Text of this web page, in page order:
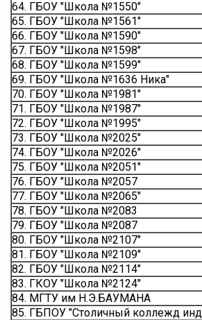
64. ГБОУ "Школа №1550"
65. ГБОУ "Школа №1561"
66. ГБОУ "Школа №1590"
67. ГБОУ "Школа №1598"
68. ГБОУ "Школа №1599"
69. ГБОУ "Школа №1636 Ника"
70. ГБОУ "Школа №1981"
71. ГБОУ "Школа №1987"
72. ГБОУ "Школа №1995"
73. ГБОУ "Школа №2025"
74. ГБОУ "Школа №2026"
75. ГБОУ "Школа №2051"
76. ГБОУ "Школа №2057
77. ГБОУ "Школа №2065"
78. ГБОУ "Школа №2083
79. ГБОУ "Школа №2087
80. ГБОУ "Школа №2107"
81. ГБОУ "Школа №2109"
82. ГБОУ "Школа №2114"
83. ГКОУ "Школа №2124"
84. МГТУ им Н.Э.БАУМАНА
85. ГБПОУ "Столичный коллежд